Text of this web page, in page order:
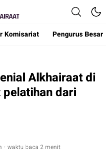
Kebaikan
Komisariat Pengurus Besar
Alkhairaat di
dari
waktu baca 2 menit